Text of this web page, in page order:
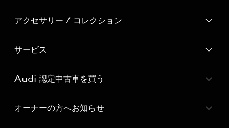
Audi Sport
Formula 1®
デジタルサービス
新車在庫検索
試乗車・展示車検索
見積り依頼
試乗予約
モデル一覧
特別仕様モデル / 限定モデル
e-tronラインアップ
価格シミュレーション
車両比較
アクセサリー / コレクション
純正アクセサリー
オンラインショップ
Audi collection
アウディナビアプリ
サービス
サービス入庫予約
サービスプログラム
メンテナンス
Audi 認定中古車を買う
Audi認定中古車
オーナーの方へお知らせ